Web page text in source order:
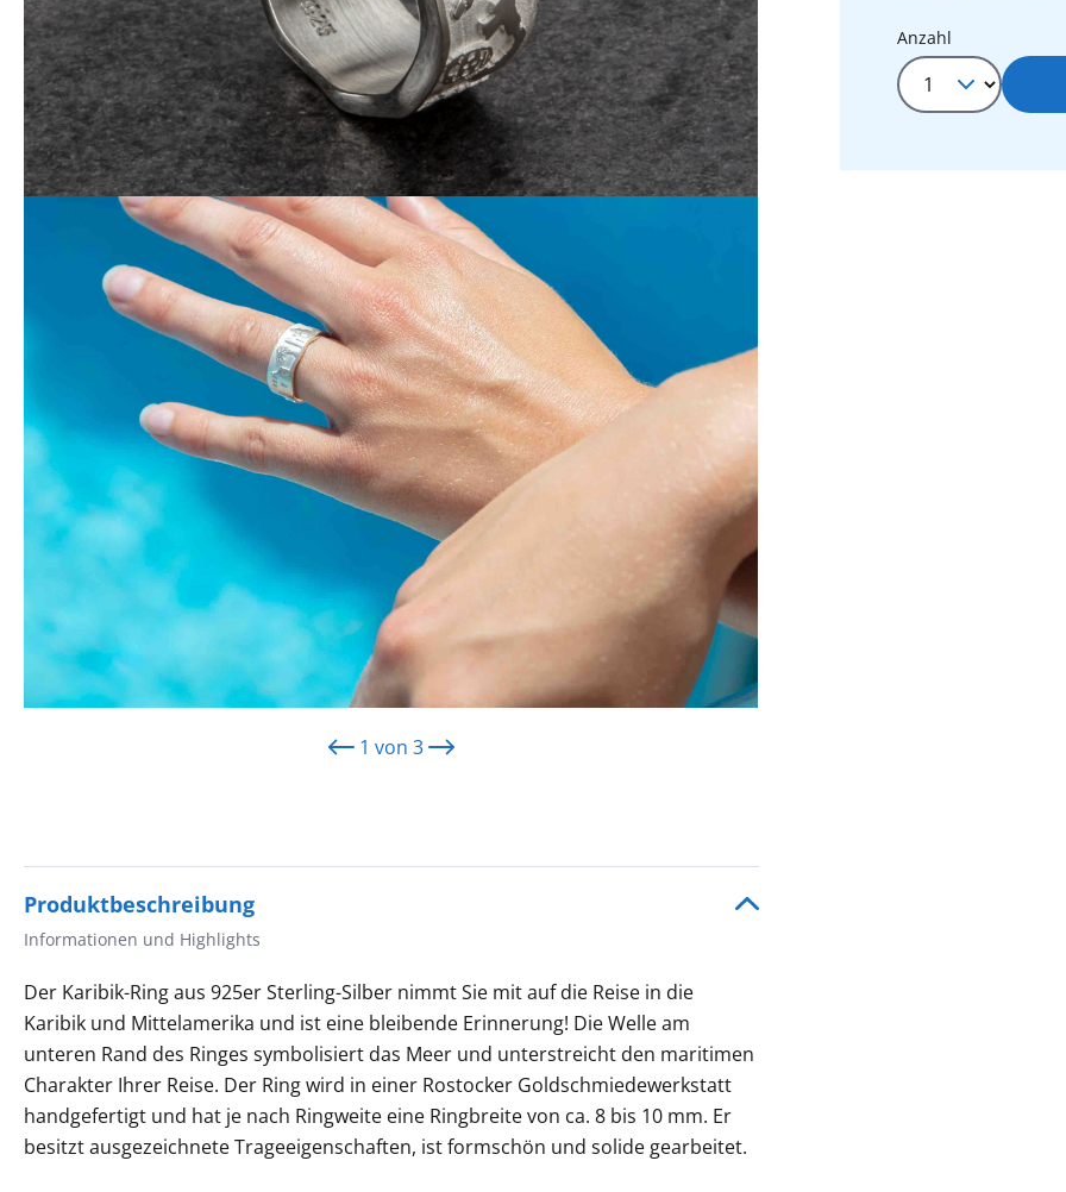
Produkt
Anzahl
1 von 3
Produktbeschreibung
Informationen und Highlights
Der Karibik-Ring aus 925er Sterling-Silber nimmt Sie mit auf die Reise in die
Karibik und Mittelamerika und ist eine bleibende Erinnerung! Die Welle am
unteren Rand des Ringes symbolisiert das Meer und unterstreicht den maritimen
Charakter Ihrer Reise. Der Ring wird in einer Rostocker Goldschmiedewerkstatt
handgefertigt und hat je nach Ringweite eine Ringbreite von ca. 8 bis 10 mm. Er
besitzt ausgezeichnete Trageeigenschaften, ist formschön und solide gearbeitet.